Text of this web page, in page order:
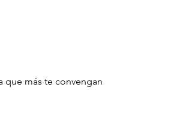
que más te convengan